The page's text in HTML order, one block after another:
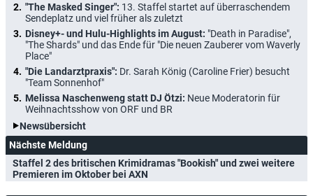
"The Masked Singer": 13. Staffel startet auf überraschendem
Sendeplatz und viel früher als zuletzt
Disney+- und Hulu-Highlights im August: "Death in Paradise",
"The Shards" und das Ende für "Die neuen Zauberer vom Waverly
Place"
"Die Landarztpraxis": Dr. Sarah König (Caroline Frier) besucht
"Team Sonnenhof"
Melissa Naschenweng statt DJ Ötzi: Neue Moderatorin für
Weihnachtsshow von ORF und BR
Newsübersicht
Nächste Meldung
Staffel 2 des britischen Krimidramas "Bookish" und zwei weitere
Premieren im Oktober bei AXN